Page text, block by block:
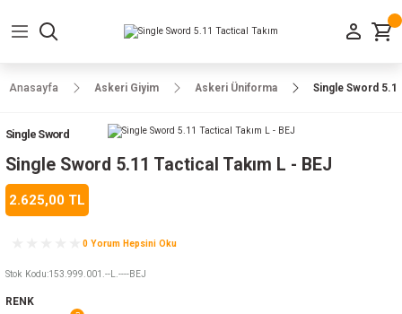
Anasayfa Askeri Giyim Askeri Üniforma Single Sword
Single Sword
Single Sword 5.11 Tactical Takım L - BEJ
2.625,00 TL
0 Yorum Hepsini Oku
Stok Kodu:153.999.001.--L.----BEJ
RENK